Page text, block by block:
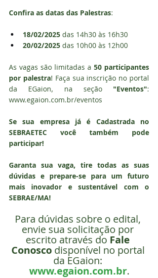
Confira as datas das Palestras:
18/02/2025 das 14h30 às 16h30
20/02/2025 das 10h00 às 12h00
As vagas são limitadas a 50 participantes
por palestra! Faça sua inscrição no portal
da EGaion, na seção "Eventos"
www.egaion.com.br/eventos
Se sua empresa já é Cadastrada no
SEBRAETEC você também pode
participar!
Garanta sua vaga, tire todas as suas
dúvidas e prepare-se para um futuro
mais inovador e sustentável com o
SEBRAE/MA!
Para dúvidas sobre o edital,
envie sua solicitação por
escrito através do Fale
Conosco disponível no portal
da EGaion:
www.egaion.com.br.